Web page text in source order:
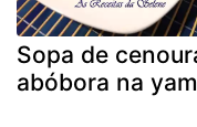
Sopa de
abóbora na